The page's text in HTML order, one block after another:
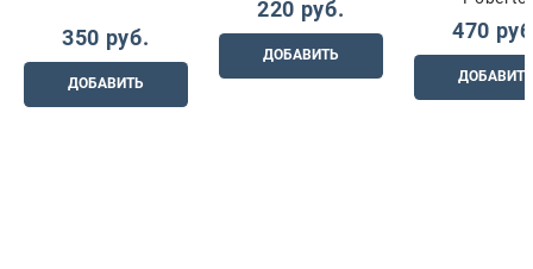
350 руб.
ДОБАВИТЬ
220 руб.
ДОБАВИТЬ
470
ДОБАВИТЬ